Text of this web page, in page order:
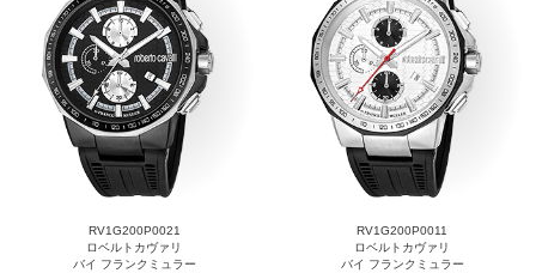
RV1G200P0021
ロベルトカヴァリ
バイ フランクミュラー
RV1G200P0011
ロベルトカヴァリ
バイ フランクミュラー